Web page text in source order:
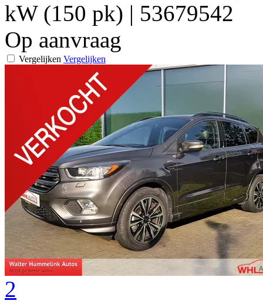
kW (150 pk) | 53679542
Op aanvraag
Vergelijken Vergelijken
2